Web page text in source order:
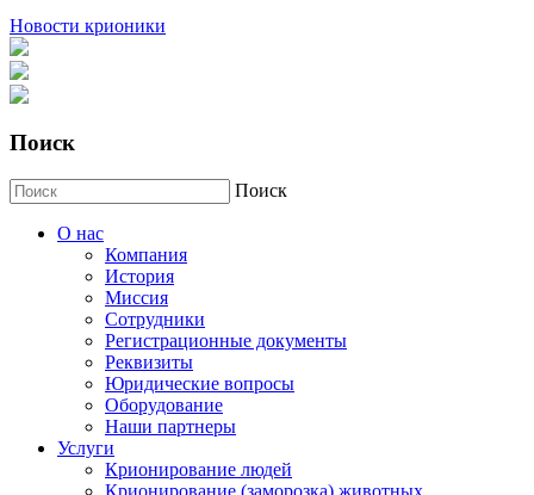
Новости крионики
Поиск
Поиск
О нас
Компания
История
Миссия
Сотрудники
Регистрационные документы
Реквизиты
Юридические вопросы
Оборудование
Наши партнеры
Услуги
Крионирование людей
Крионирование (заморозка) животных